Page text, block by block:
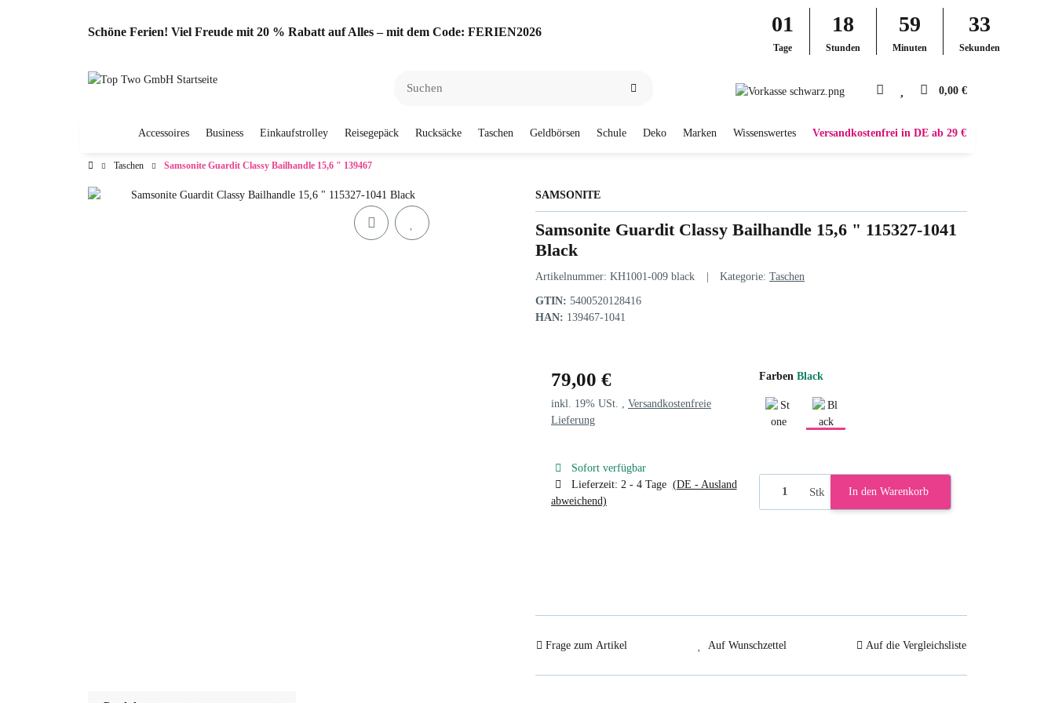
Schöne Ferien! Viel Freude mit 20 % Rabatt auf Alles – mit dem Code: FERIEN2026 01
Tage
18
Stunden
59
Minuten
32
Sekunden
0,00 €
Accessoires Business Einkaufstrolley Reisegepäck Rucksäcke Taschen Geldbörsen Schule Deko Marken Wissenswertes Versandkostenfrei in DE ab 29 €
Taschen Samsonite Guardit Classy Bailhandle 15,6 " 139467
SAMSONITE
Samsonite Guardit Classy Bailhandle 15,6 " 115327-1041
Black
Artikelnummer: KH1001-009 black Kategorie: Taschen
GTIN: 5400520128416
HAN: 139467-1041
79,00 €
inkl. 19% USt. , Versandkostenfreie
Lieferung
Sofort verfügbar
Lieferzeit: 2 - 4 Tage (DE - Ausland
abweichend)
Farben Black
Stk In den Warenkorb
Frage zum Artikel Auf Wunschzettel Auf die Vergleichsliste